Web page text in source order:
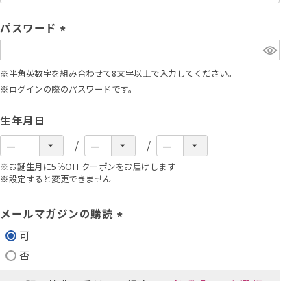
必
須
)
パスワード
必
須
)
※半角英数字を組み合わせて8文字以上で入力してください。
※ログインの際のパスワードです。
生年月日
※お誕生月に5％OFFクーポンをお届けします
※設定すると変更できません
メールマガジンの購読
可
否